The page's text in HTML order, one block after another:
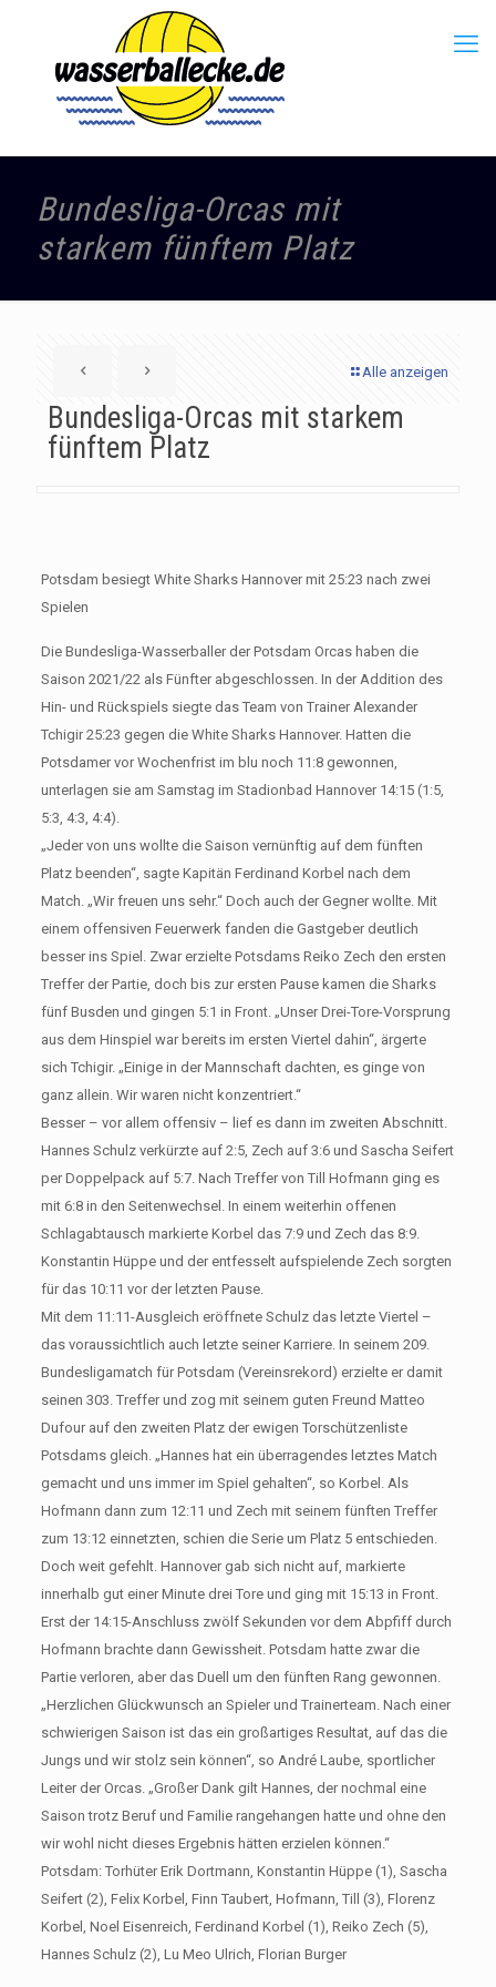
Bundesliga-Orcas mit
starkem fünftem Platz
Alle anzeigen
Bundesliga-Orcas mit starkem
fünftem Platz
Potsdam besiegt White Sharks Hannover mit 25:23 nach zwei
Spielen
Die Bundesliga-Wasserballer der Potsdam Orcas haben die
Saison 2021/22 als Fünfter abgeschlossen. In der Addition des
Hin- und Rückspiels siegte das Team von Trainer Alexander
Tchigir 25:23 gegen die White Sharks Hannover. Hatten die
Potsdamer vor Wochenfrist im blu noch 11:8 gewonnen,
unterlagen sie am Samstag im Stadionbad Hannover 14:15 (1:5,
5:3, 4:3, 4:4).
„Jeder von uns wollte die Saison vernünftig auf dem fünften
Platz beenden“, sagte Kapitän Ferdinand Korbel nach dem
Match. „Wir freuen uns sehr.“ Doch auch der Gegner wollte. Mit
einem offensiven Feuerwerk fanden die Gastgeber deutlich
besser ins Spiel. Zwar erzielte Potsdams Reiko Zech den ersten
Treffer der Partie, doch bis zur ersten Pause kamen die Sharks
fünf Busden und gingen 5:1 in Front. „Unser Drei-Tore-Vorsprung
aus dem Hinspiel war bereits im ersten Viertel dahin“, ärgerte
sich Tchigir. „Einige in der Mannschaft dachten, es ginge von
ganz allein. Wir waren nicht konzentriert.“
Besser – vor allem offensiv – lief es dann im zweiten Abschnitt.
Hannes Schulz verkürzte auf 2:5, Zech auf 3:6 und Sascha Seifert
per Doppelpack auf 5:7. Nach Treffer von Till Hofmann ging es
mit 6:8 in den Seitenwechsel. In einem weiterhin offenen
Schlagabtausch markierte Korbel das 7:9 und Zech das 8:9.
Konstantin Hüppe und der entfesselt aufspielende Zech sorgten
für das 10:11 vor der letzten Pause.
Mit dem 11:11-Ausgleich eröffnete Schulz das letzte Viertel –
das voraussichtlich auch letzte seiner Karriere. In seinem 209.
Bundesligamatch für Potsdam (Vereinsrekord) erzielte er damit
seinen 303. Treffer und zog mit seinem guten Freund Matteo
Dufour auf den zweiten Platz der ewigen Torschützenliste
Potsdams gleich. „Hannes hat ein überragendes letztes Match
gemacht und uns immer im Spiel gehalten“, so Korbel. Als
Hofmann dann zum 12:11 und Zech mit seinem fünften Treffer
zum 13:12 einnetzten, schien die Serie um Platz 5 entschieden.
Doch weit gefehlt. Hannover gab sich nicht auf, markierte
innerhalb gut einer Minute drei Tore und ging mit 15:13 in Front.
Erst der 14:15-Anschluss zwölf Sekunden vor dem Abpfiff durch
Hofmann brachte dann Gewissheit. Potsdam hatte zwar die
Partie verloren, aber das Duell um den fünften Rang gewonnen.
„Herzlichen Glückwunsch an Spieler und Trainerteam. Nach einer
schwierigen Saison ist das ein großartiges Resultat, auf das die
Jungs und wir stolz sein können“, so André Laube, sportlicher
Leiter der Orcas. „Großer Dank gilt Hannes, der nochmal eine
Saison trotz Beruf und Familie rangehangen hatte und ohne den
wir wohl nicht dieses Ergebnis hätten erzielen können.“
Potsdam: Torhüter Erik Dortmann, Konstantin Hüppe (1), Sascha
Seifert (2), Felix Korbel, Finn Taubert, Hofmann, Till (3), Florenz
Korbel, Noel Eisenreich, Ferdinand Korbel (1), Reiko Zech (5),
Hannes Schulz (2), Lu Meo Ulrich, Florian Burger